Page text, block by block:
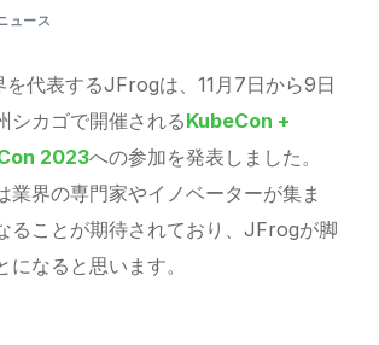
ュース
代表するJFrogは、11月7日から9日
シカゴで開催されるKubeCon +
2023への参加を発表しました。
業界の専門家やイノベーターが集ま
ることが期待されており、JFrogが脚
になると思います。